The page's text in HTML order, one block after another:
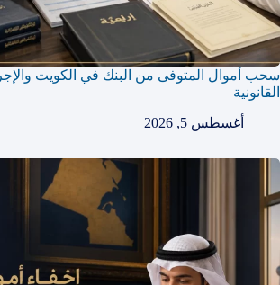
سحب أموال المتوفى من البنك في الكويت
القانونية
أغسطس 5, 2026